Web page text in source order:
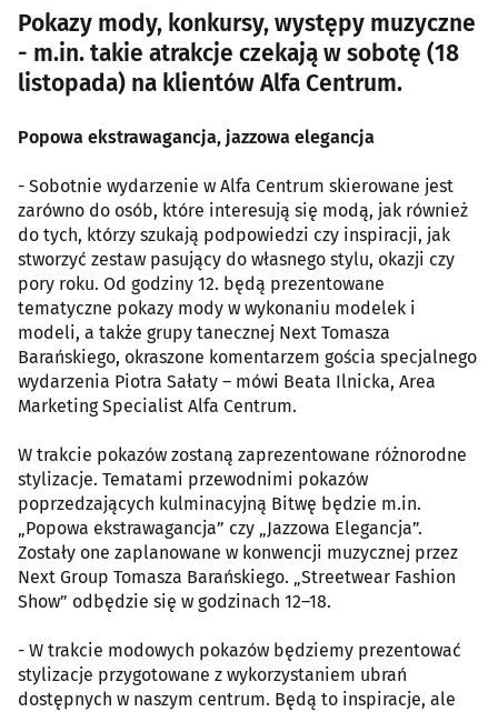
Pokazy mody, konkursy, występy muzyczne
- m.in. takie atrakcje czekają w sobotę (18
listopada) na klientów Alfa Centrum.
Popowa ekstrawagancja, jazzowa elegancja
- Sobotnie wydarzenie w Alfa Centrum skierowane jest
zarówno do osób, które interesują się modą, jak również
do tych, którzy szukają podpowiedzi czy inspiracji, jak
stworzyć zestaw pasujący do własnego stylu, okazji czy
pory roku. Od godziny 12. będą prezentowane
tematyczne pokazy mody w wykonaniu modelek i
modeli, a także grupy tanecznej Next Tomasza
Barańskiego, okraszone komentarzem gościa specjalnego
wydarzenia Piotra Sałaty – mówi Beata Ilnicka, Area
Marketing Specialist Alfa Centrum.
W trakcie pokazów zostaną zaprezentowane różnorodne
stylizacje. Tematami przewodnimi pokazów
poprzedzających kulminacyjną Bitwę będzie m.in.
„Popowa ekstrawagancja” czy „Jazzowa Elegancja”.
Zostały one zaplanowane w konwencji muzycznej przez
Next Group Tomasza Barańskiego. „Streetwear Fashion
Show” odbędzie się w godzinach 12–18.
- W trakcie modowych pokazów będziemy prezentować
stylizacje przygotowane z wykorzystaniem ubrań
dostępnych w naszym centrum. Będą to inspiracje, ale